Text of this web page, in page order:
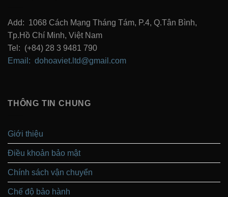
Add: 1068 Cách Mạng Tháng Tám, P.4, Q.Tân Bình,
Tp.Hồ Chí Minh, Việt Nam
Tel: (+84) 28 3 9481 790
Email: dohoaviet.ltd@gmail.com
THÔNG TIN CHUNG
Giới thiệu
Điều khoản bảo mật
Chính sách vận chuyển
Chế độ bảo hành